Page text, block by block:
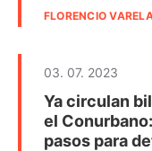
FLORENCIO
03. 07. 2023
Ya circulan
el
pasos para